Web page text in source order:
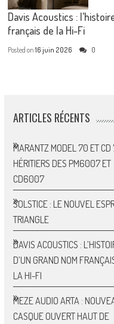
Davis Acoustics :
français de la Hi-Fi
Posted on16 juin 2026 0
ARTICLES RÉCENTS
MARANTZ MODEL 70 ET CD
HÉRITIERS DES PM6007 ET
CD6007
SOLSTICE : LE NOUVEL
TRIANGLE
DAVIS ACOUSTICS :
D’UN GRAND NOM
LA HI-FI
MEZE AUDIO ARTA :
CASQUE OUVERT HAUT DE